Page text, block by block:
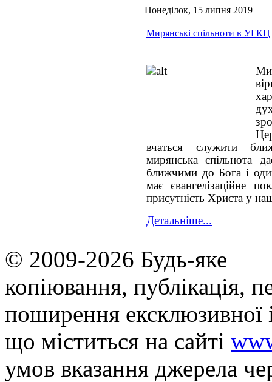
Понеділок, 15 липня 2019
Мирянські спільноти в УГКЦ
вчаться служити
мирянська спільнота
ближчими до Бога і
має євангелізаційне
присутність Христа у
Детальніше...
© 2009-2026 Будь-яке
копiювання, публiкацiя,
поширення
що мiститься на сайті
умов вказання джерела